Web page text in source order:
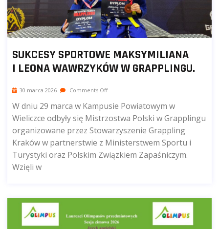
SUKCESY SPORTOWE MAKSYMILIANA
I LEONA WAWRZYKÓW W GRAPPLINGU.
30 marca 2026 Comments Off
W dniu 29 marca w Kampusie Powiatowym w
Wieliczce odbyły się Mistrzostwa Polski w Grapplingu
organizowane przez Stowarzyszenie Grappling
Kraków w partnerstwie z Ministerstwem Sportu i
Turystyki oraz Polskim Związkiem Zapaśniczym.
Wzięli w